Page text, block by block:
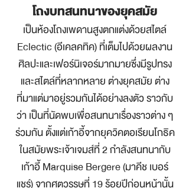
โถงบทสนทนาของยุคสมัย
เป็นห้องโถงเพดานสูงตกแต่งด้วยสไตล์
Eclectic (อีเคลคทิค) ที่เต็มไปด้วยผลงาน
ศิลปะและเฟอร์นิเจอร์มากมายซึ่งมีรูปทรง
และสไตล์ที่หลากหลาย ต่างยุคสมัย ต่าง
ที่มาแต่มาอยู่รวมกันได้อย่างลงตัว ราวกับ
ว่า เป็นที่นัดพบเพื่อสนทนาเรื่องราวต่าง ๆ
ร่วมกัน ตั้งแต่เก้าอี้จากยุควิคตอเรียนโกธิค
ในสมัยพระเจ้าเจมส์ที่ 2 กำลังสนทนากับ
เก้าอี้ Marquise Bergere (มาคีช เบอร์
แชร์) จากศตวรรษที่ 19 ร้อยปีก่อนหน้านั้น